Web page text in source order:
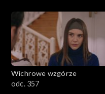
Wichrowe wzgórze
odc. 357